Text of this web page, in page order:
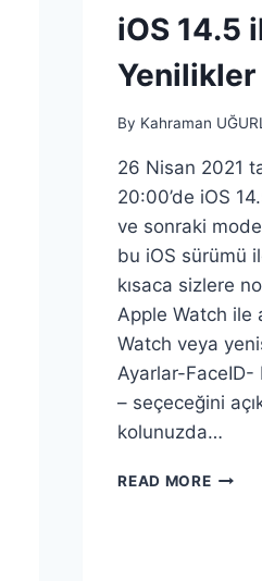
iOS 14.5
Yenilikler
By Kahraman
26 Nisan 2021
20:00’de iOS
ve sonraki
bu iOS sürümü
kısaca sizlere
Apple Watch ile
Watch veya
Ayarlar-FaceID-
– seçeceğini
kolunuzda…
READ MOREIOS